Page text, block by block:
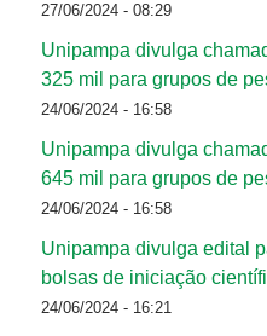
27/06/2024 - 08:29
Unipampa divulga
325 mil para grupos de
24/06/2024 - 16:58
Unipampa divulga
645 mil para grupos de
24/06/2024 - 16:58
Unipampa divulga edital
bolsas de iniciação
24/06/2024 - 16:21